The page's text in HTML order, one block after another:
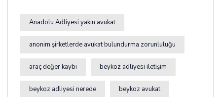
Anadolu Adliyesi yakın avukat
anonim şirketlerde avukat bulundurma zorunluluğu
araç değer kaybı beykoz adliyesi iletişim
beykoz adliyesi nerede beykoz avukat